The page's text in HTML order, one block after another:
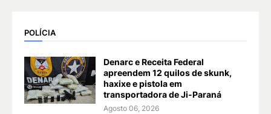
POLÍCIA
Denarc e Receita Federal
apreendem 12 quilos de skunk,
haxixe e pistola em
transportadora de Ji-Paraná
Agosto 06, 2026